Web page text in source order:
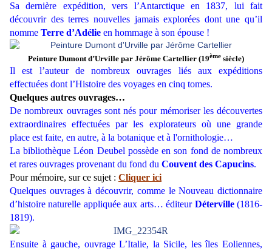
Sa dernière expédition, vers l’Antarctique en 1837, lui fait
découvrir des terres nouvelles jamais explorées dont une qu’il
nomme Terre d’Adélie en hommage à son épouse !
Peinture Dumont d’Urville par Jérôme Cartellier (19ème siècle)
Il est l’auteur de nombreux ouvrages liés aux expéditions
effectuées dont l’Histoire des voyages en cinq tomes.
Quelques autres ouvrages…
De nombreux ouvrages sont nés pour mémoriser les découvertes
extraordinaires effectuées par les explorateurs où une grande
place est faite, en autre, à la botanique et à l'ornithologie…
La bibliothèque Léon Deubel possède en son fond de nombreux
et rares ouvrages provenant du fond du Couvent des Capucins.
Pour mémoire, sur ce sujet : Cliquer ici
Quelques ouvrages à découvrir, comme le Nouveau dictionnaire
d’histoire naturelle appliquée aux arts… éditeur Déterville(1816-
1819).
Ensuite à gauche, ouvrage L’Italie, la Sicile, les îles Eoliennes,